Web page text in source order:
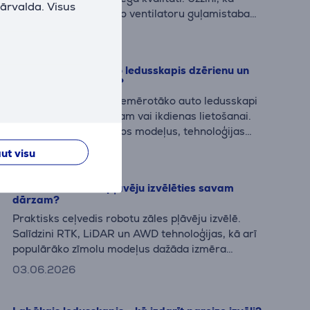
Visus
visu
izvēlēties piemērotāko ventilatoru guļamistabai
Kāds ir labākais auto ledusskapis dzērienu un
pārtikas dzesēšanai?
Uzzini, kā izvēlēties piemērotāko auto ledusskapi
ceļojumiem, kempingam vai ikdienas lietošanai.
Salīdzinām populārākos modeļus, tehnoloģijas
un svarīgākās funkcijas.
15.06.2026
Kuru robotu zāles pļāvēju izvēlēties savam
dārzam?
Praktisks ceļvedis robotu zāles pļāvēju izvēlē.
Salīdzini RTK, LiDAR un AWD tehnoloģijas, kā arī
populārāko zīmolu modeļus dažāda izmēra
dārziem.
03.06.2026